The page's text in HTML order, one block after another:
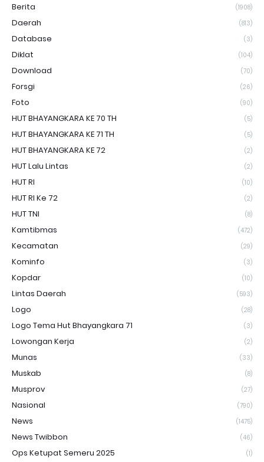
Berita (1908)
Daerah (813)
Database (3)
Diklat (104)
Download (70)
Forsgi (26)
Foto (90)
HUT BHAYANGKARA KE 70 TH (5)
HUT BHAYANGKARA KE 71 TH (5)
HUT BHAYANGKARA KE 72 (2)
HUT Lalu Lintas (2)
HUT RI (10)
HUT RI Ke 72 (2)
HUT TNI (8)
Kamtibmas (472)
Kecamatan (29)
Kominfo (3)
Kopdar (10)
Lintas Daerah (593)
Logo (28)
Logo Tema Hut Bhayangkara 71 (3)
Lowongan Kerja (2)
Munas (33)
Muskab (8)
Musprov (27)
Nasional (790)
News (1475)
News Twibbon (46)
Ops Ketupat Semeru 2025 (1)